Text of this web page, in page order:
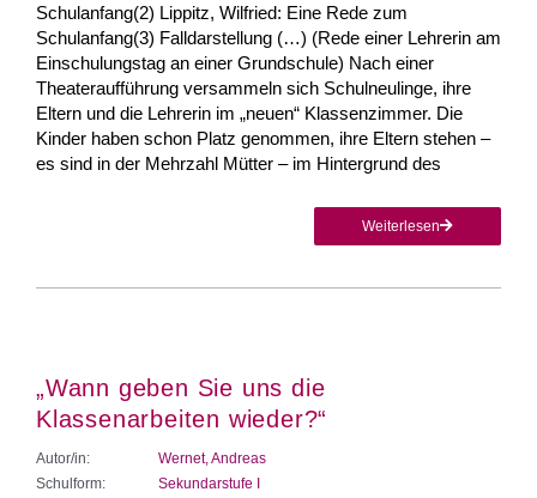
Schulanfang(2) Lippitz, Wilfried: Eine Rede zum
Schulanfang(3) Falldarstellung (…) (Rede einer Lehrerin am
Einschulungstag an einer Grundschule) Nach einer
Theateraufführung versammeln sich Schulneulinge, ihre
Eltern und die Lehrerin im „neuen“ Klassenzimmer. Die
Kinder haben schon Platz genommen, ihre Eltern stehen –
es sind in der Mehrzahl Mütter – im Hintergrund des
Weiterlesen
„Wann geben Sie uns die
Klassenarbeiten wieder?“
Autor/in:
Wernet, Andreas
Schulform:
Sekundarstufe I